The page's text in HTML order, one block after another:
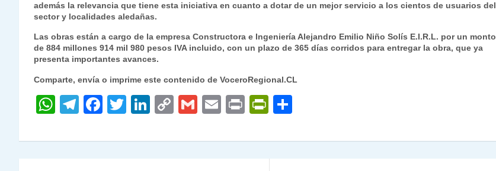
además la relevancia que tiene esta iniciativa en cuanto a dotar de un mejor servicio a los cientos de usuarios del
sector y localidades aledañas.
Las obras están a cargo de la empresa Constructora e Ingeniería Alejandro Emilio Niño Solís E.I.R.L. por un monto
de 884 millones 914 mil 980 pesos IVA incluido, con un plazo de 365 días corridos para entregar la obra, que ya
presenta importantes avances.
Comparte, envía o imprime este contenido de VoceroRegional.CL
W
at
T
e
F
c
T
itt
Li
k
C
p
G
ai
E
ai
P
nt
P
nt m